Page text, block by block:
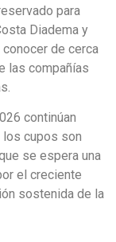
para
Diadema y
de cerca
las compañías
continúan
cupos son
se espera una
el creciente
sostenida de la